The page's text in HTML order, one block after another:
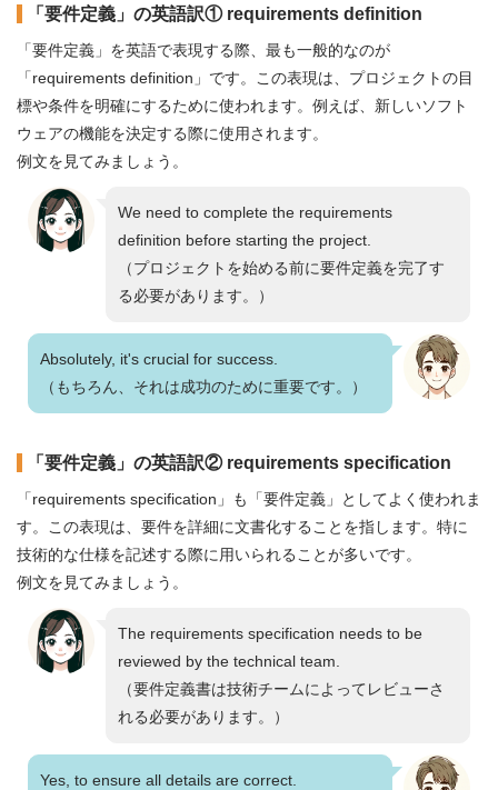
「要件定義」の英語訳① requirements definition
「要件定義」を英語で表現する際、最も一般的なのが
「requirements definition」です。この表現は、プロジェクトの目
標や条件を明確にするために使われます。例えば、新しいソフト
ウェアの機能を決定する際に使用されます。
例文を見てみましょう。
We need to complete the requirements
definition before starting the project.
（プロジェクトを始める前に要件定義を完了す
る必要があります。）
Absolutely, it's crucial for success.
（もちろん、それは成功のために重要です。）
「要件定義」の英語訳② requirements specification
「requirements specification」も「要件定義」としてよく使われま
す。この表現は、要件を詳細に文書化することを指します。特に
技術的な仕様を記述する際に用いられることが多いです。
例文を見てみましょう。
The requirements specification needs to be
reviewed by the technical team.
（要件定義書は技術チームによってレビューさ
れる必要があります。）
Yes, to ensure all details are correct.